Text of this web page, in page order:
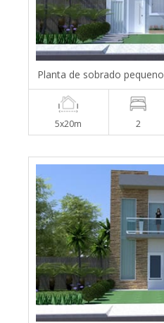
Planta de sobrado pequeno
5x20m 2